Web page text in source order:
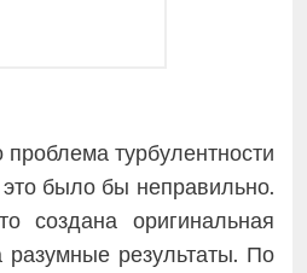
проблема турбулентности
было бы неправильно.
создана оригинальная
результаты. По